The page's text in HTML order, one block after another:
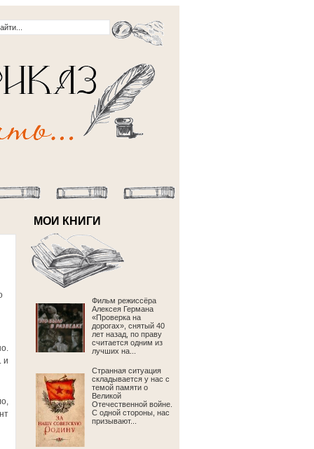
и
МОИ КНИГИ
Фильм режиссёра
Алексея Германа
«Проверка на
дорогах», снятый 40
лет назад, по праву
считается одним из
лучших на...
Странная ситуация
складывается у нас с
темой памяти о
Великой
Отечественной войне.
С одной стороны, нас
призывают...